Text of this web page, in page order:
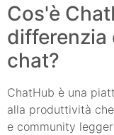
Cos'è
differenzia
chat?
ChatHub è una
alla produttività
e community